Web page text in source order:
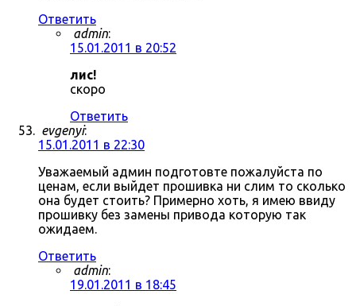
Ответить
admin:
15.01.2011 в 20:52
лис!
скоро
Ответить
evgenyi:
15.01.2011 в 22:30
Уважаемый админ подготовте пожалуйста по
ценам, если выйдет прошивка ни слим то сколько
она будет стоить? Примерно хоть, я имею ввиду
прошивку без замены привода которую так
ожидаем.
Ответить
admin:
19.01.2011 в 18:45